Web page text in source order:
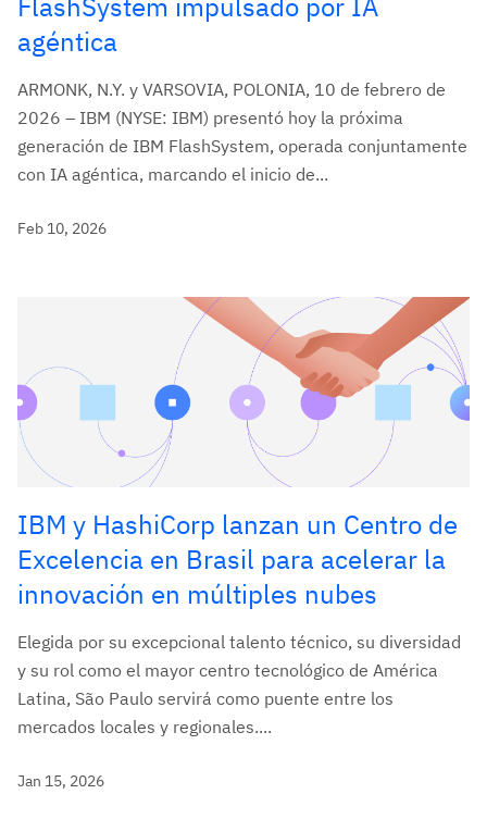
agéntica
ARMONK, N.Y. y VARSOVIA, POLONIA, 10 de febrero de
2026 – IBM (NYSE: IBM) presentó hoy la próxima
generación de IBM FlashSystem, operada conjuntamente
con IA agéntica, marcando el inicio de...
Feb 10, 2026
IBM y HashiCorp lanzan un Centro de
Excelencia en Brasil para acelerar la
innovación en múltiples nubes
Elegida por su excepcional talento técnico, su diversidad
y su rol como el mayor centro tecnológico de América
Latina, São Paulo servirá como puente entre los
mercados locales y regionales....
Jan 15, 2026